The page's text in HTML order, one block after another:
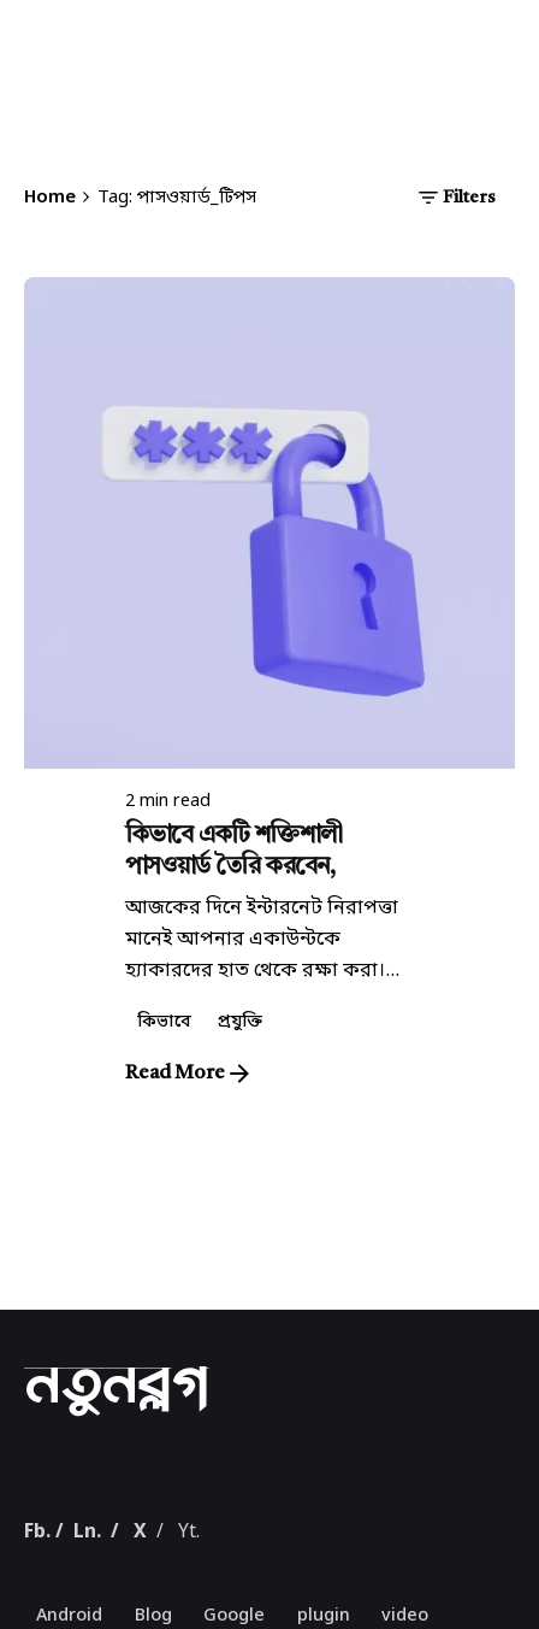
Home Tag: পাসওয়ার্ড_টিপস Filters
Posted by
কিউরেটর
2 min read
কিভাবে একটি শক্তিশালী
পাসওয়ার্ড তৈরি করবেন,
আজকের দিনে ইন্টারনেট নিরাপত্তা
মানেই আপনার একাউন্টকে
হ্যাকারদের হাত থেকে রক্ষা করা।...
কিভাবে প্রযুক্তি
Read More
Fb. / Ln. / X / Yt.
Android Blog Google plugin
video